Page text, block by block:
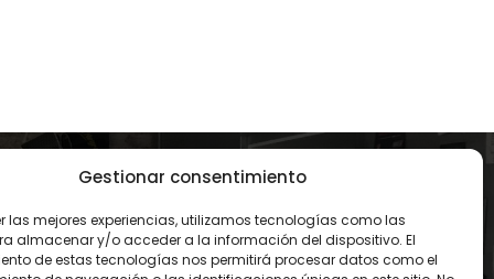
Gestionar consentimiento
las mejores experiencias, utilizamos tecnologías como las
almacenar y/o acceder a la información del dispositivo. El
de estas tecnologías nos permitirá procesar datos como el
CONTACTO
93 119 00 68